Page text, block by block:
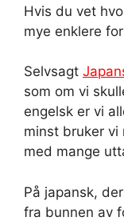
Hvis du vet
mye enklere
Selvsagt
som om vi
engelsk er vi
minst bruker vi
med mange
På japansk,
fra bunnen av